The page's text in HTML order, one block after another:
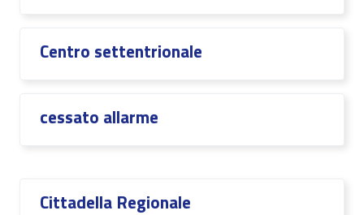
Centro settentrionale
cessato allarme
Cittadella Regionale